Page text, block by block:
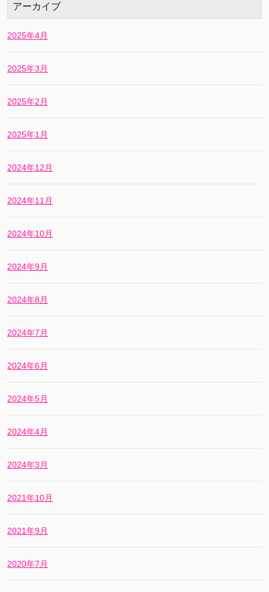
アーカイブ
2025年4月
2025年3月
2025年2月
2025年1月
2024年12月
2024年11月
2024年10月
2024年9月
2024年8月
2024年7月
2024年6月
2024年5月
2024年4月
2024年3月
2021年10月
2021年9月
2020年7月